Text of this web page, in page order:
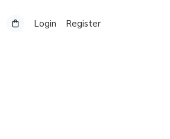
Login Register